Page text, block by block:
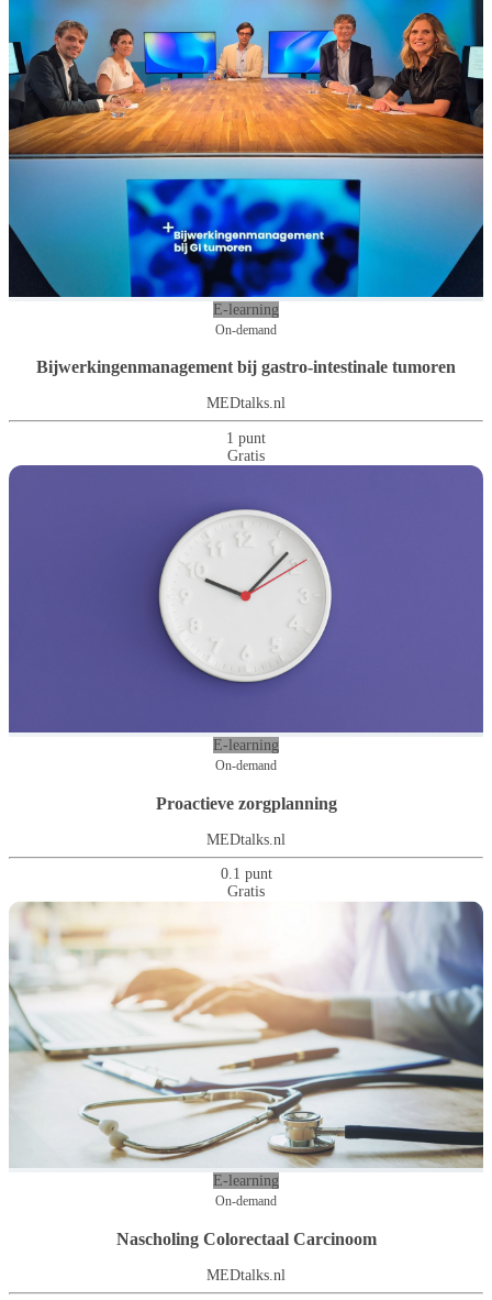
E-learning
On-demand
Bijwerkingenmanagement bij gastro-intestinale tumoren
MEDtalks.nl
1 punt
Gratis
E-learning
On-demand
Proactieve zorgplanning
MEDtalks.nl
0.1 punt
Gratis
E-learning
On-demand
Nascholing Colorectaal Carcinoom
MEDtalks.nl